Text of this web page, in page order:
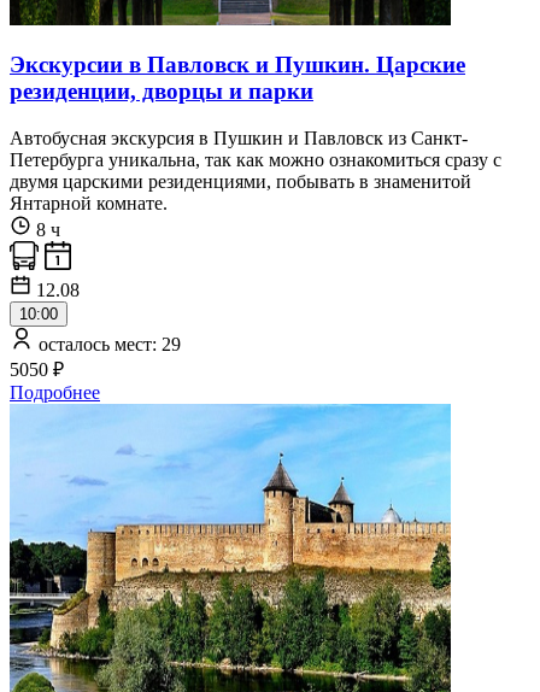
Экскурсии в Павловск и Пушкин. Царские
резиденции, дворцы и парки
Автобусная экскурсия в Пушкин и Павловск из Санкт-
Петербурга уникальна, так как можно ознакомиться сразу с
двумя царскими резиденциями, побывать в знаменитой
Янтарной комнате.
8 ч
12.08
10:00
осталось мест: 29
5050 ₽
Подробнее